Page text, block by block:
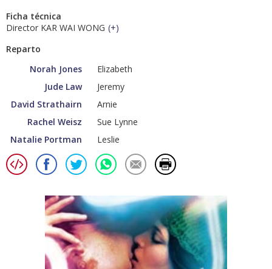
Ficha técnica
Director KAR WAI WONG (+)
Reparto
Norah Jones
Elizabeth
Jude Law
Jeremy
David Strathairn
Arnie
Rachel Weisz
Sue Lynne
Natalie Portman
Leslie